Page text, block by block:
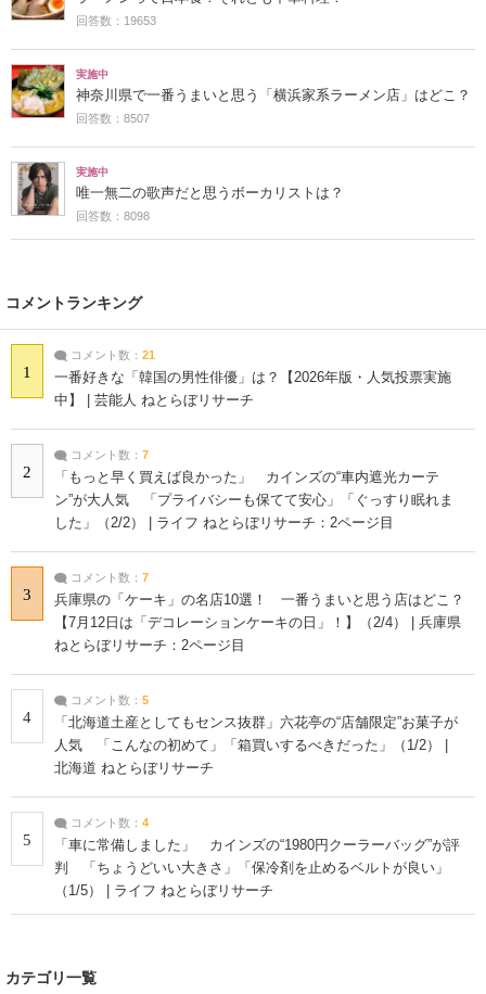
回答数：19653
実施中
神奈川県で一番うまいと思う「横浜家系ラーメン店」はどこ？
回答数：8507
実施中
唯一無二の歌声だと思うボーカリストは？
回答数：8098
コメントランキング
1
コメント数： 21
一番好きな「韓国の男性俳優」は？【2026年版・人気投票実施
中】 | 芸能人 ねとらぼリサーチ
2
コメント数： 7
「もっと早く買えば良かった」 カインズの“車内遮光カーテ
ン”が大人気 「プライバシーも保てて安心」「ぐっすり眠れま
した」（2/2） | ライフ ねとらぼリサーチ：2ページ目
3
コメント数： 7
兵庫県の「ケーキ」の名店10選！ 一番うまいと思う店はどこ？
【7月12日は「デコレーションケーキの日」！】（2/4） | 兵庫県
ねとらぼリサーチ：2ページ目
4
コメント数： 5
「北海道土産としてもセンス抜群」六花亭の“店舗限定”お菓子が
人気 「こんなの初めて」「箱買いするべきだった」（1/2） |
北海道 ねとらぼリサーチ
5
コメント数： 4
「車に常備しました」 カインズの“1980円クーラーバッグ”が評
判 「ちょうどいい大きさ」「保冷剤を止めるベルトが良い」
（1/5） | ライフ ねとらぼリサーチ
カテゴリ一覧